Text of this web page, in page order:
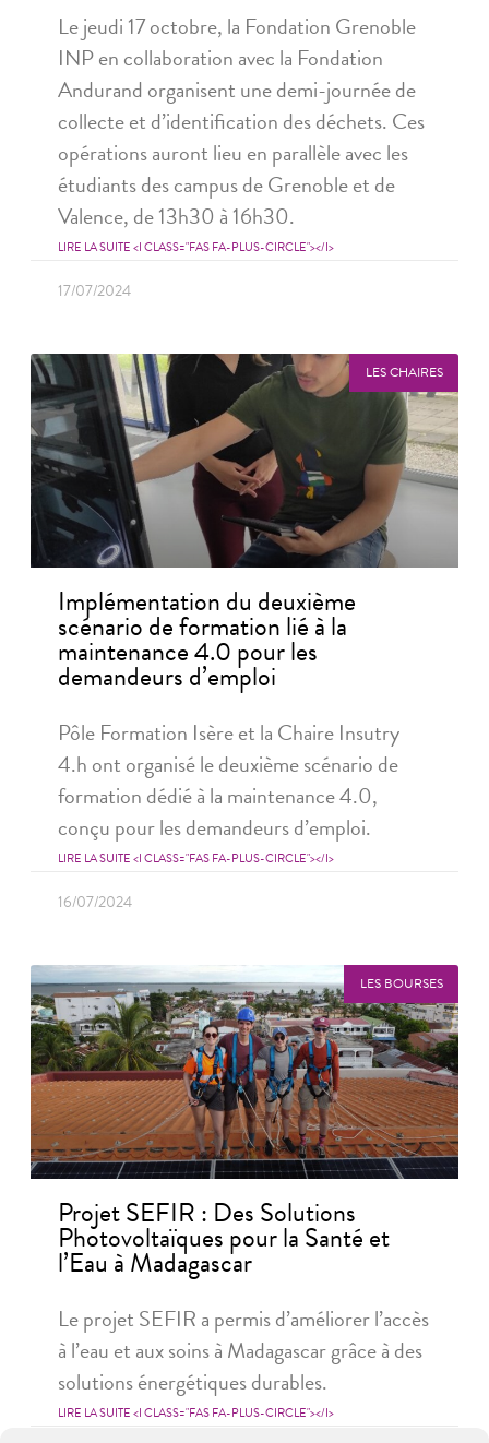
Le jeudi 17 octobre, la Fondation Grenoble
INP en collaboration avec la Fondation
Andurand organisent une demi-journée de
collecte et d’identification des déchets. Ces
opérations auront lieu en parallèle avec les
étudiants des campus de Grenoble et de
Valence, de 13h30 à 16h30.
LIRE LA SUITE <I CLASS="FAS FA-PLUS-CIRCLE"></I>
17/07/2024
LES CHAIRES
Implémentation du deuxième
scénario de formation lié à la
maintenance 4.0 pour les
demandeurs d’emploi
Pôle Formation Isère et la Chaire Insutry
4.h ont organisé le deuxième scénario de
formation dédié à la maintenance 4.0,
conçu pour les demandeurs d’emploi.
LIRE LA SUITE <I CLASS="FAS FA-PLUS-CIRCLE"></I>
16/07/2024
LES BOURSES
Projet SEFIR : Des Solutions
Photovoltaïques pour la Santé et
l’Eau à Madagascar
Le projet SEFIR a permis d’améliorer l’accès
à l’eau et aux soins à Madagascar grâce à des
solutions énergétiques durables.
LIRE LA SUITE <I CLASS="FAS FA-PLUS-CIRCLE"></I>